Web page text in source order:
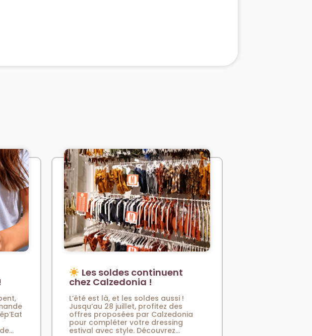
Les soldes continuent
chez Calzedonia !
L’été est là, et les soldes aussi !
Jusqu’au 28 juillet, profitez des
offres proposées par Calzedonia
pour compléter votre dressing
estival avec style. Découvrez...